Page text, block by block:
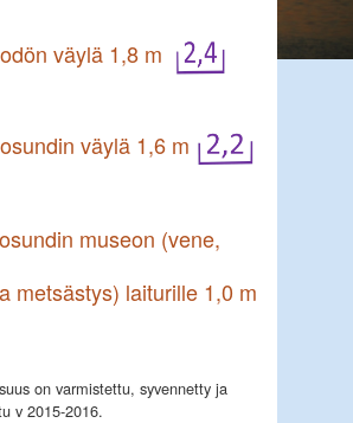
väylä 1,8 m
väylä 1,6 m
museon (vene,
metsästys) laiturille 1,0 m
on varmistettu, syvennetty ja
v 2015-2016.